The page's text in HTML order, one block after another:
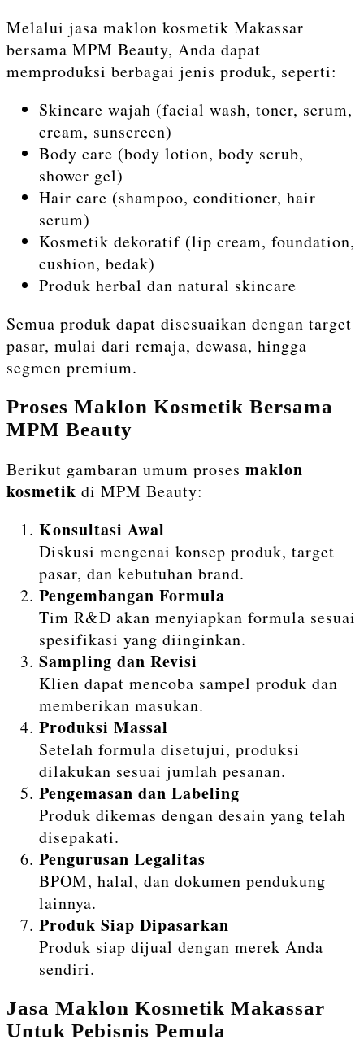
Melalui jasa maklon kosmetik Makassar
bersama MPM Beauty, Anda dapat
memproduksi berbagai jenis produk, seperti:
Skincare wajah (facial wash, toner, serum,
cream, sunscreen)
Body care (body lotion, body scrub,
shower gel)
Hair care (shampoo, conditioner, hair
serum)
Kosmetik dekoratif (lip cream, foundation,
cushion, bedak)
Produk herbal dan natural skincare
Semua produk dapat disesuaikan dengan target
pasar, mulai dari remaja, dewasa, hingga
segmen premium.
Proses Maklon Kosmetik Bersama
MPM Beauty
Berikut gambaran umum proses maklon
kosmetik di MPM Beauty:
Konsultasi Awal
Diskusi mengenai konsep produk, target
pasar, dan kebutuhan brand.
Pengembangan Formula
Tim R&D akan menyiapkan formula sesuai
spesifikasi yang diinginkan.
Sampling dan Revisi
Klien dapat mencoba sampel produk dan
memberikan masukan.
Produksi Massal
Setelah formula disetujui, produksi
dilakukan sesuai jumlah pesanan.
Pengemasan dan Labeling
Produk dikemas dengan desain yang telah
disepakati.
Pengurusan Legalitas
BPOM, halal, dan dokumen pendukung
lainnya.
Produk Siap Dipasarkan
Produk siap dijual dengan merek Anda
sendiri.
Jasa Maklon Kosmetik Makassar
Untuk Pebisnis Pemula